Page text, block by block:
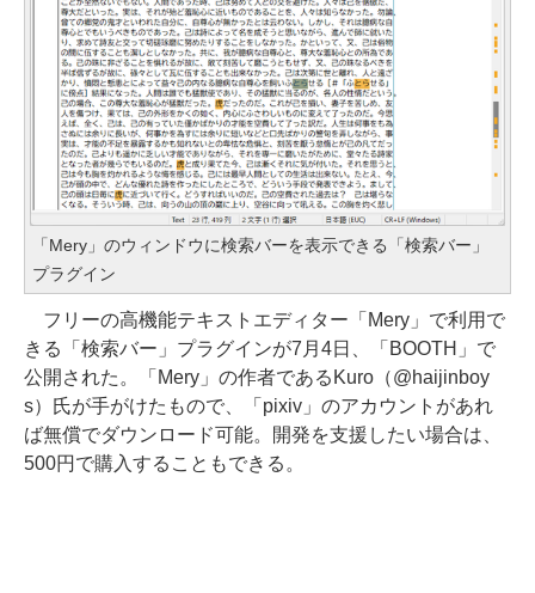
「Mery」のウィンドウに検索バーを表示できる「検索バー」
プラグイン
フリーの高機能テキストエディター「Mery」で利用で
きる「検索バー」プラグインが7月4日、「BOOTH」で
公開された。「Mery」の作者であるKuro（@haijinboy
s）氏が手がけたもので、「pixiv」のアカウントがあれ
ば無償でダウンロード可能。開発を支援したい場合は、
500円で購入することもできる。